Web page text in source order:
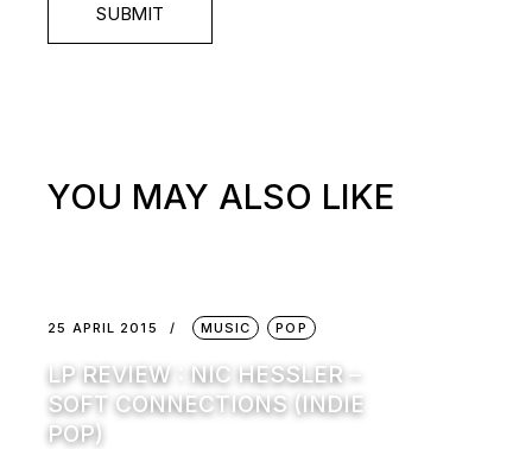
SUBMIT
YOU MAY ALSO LIKE
25 APRIL 2015 MUSIC POP
LP REVIEW : NIC HESSLER –
SOFT CONNECTIONS (INDIE
POP)